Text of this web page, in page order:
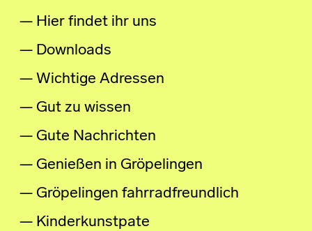
Hier findet ihr uns
Downloads
Wichtige Adressen
Gut zu wissen
Gute Nachrichten
Genießen in Gröpelingen
Gröpelingen fahrradfreundlich
Kinderkunstpate